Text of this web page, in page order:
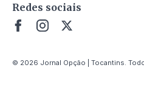
Redes sociais
© 2026 Jornal Opção | Tocantins.